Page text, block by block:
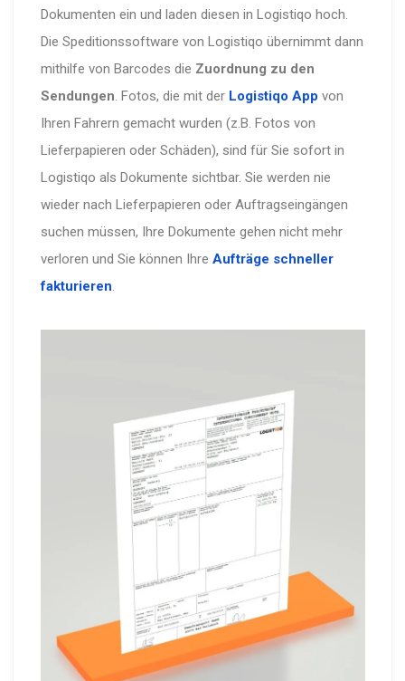
Dokumenten ein und laden diesen in Logistiqo hoch.
Die Speditionssoftware von Logistiqo übernimmt dann
mithilfe von Barcodes die Zuordnung zu den
Sendungen. Fotos, die mit der Logistiqo App von
Ihren Fahrern gemacht wurden (z.B. Fotos von
Lieferpapieren oder Schäden), sind für Sie sofort in
Logistiqo als Dokumente sichtbar. Sie werden nie
wieder nach Lieferpapieren oder Auftragseingängen
suchen müssen, Ihre Dokumente gehen nicht mehr
verloren und Sie können Ihre Aufträge schneller
fakturieren.